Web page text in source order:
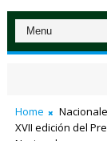
ganador de
Home
XVII edición del